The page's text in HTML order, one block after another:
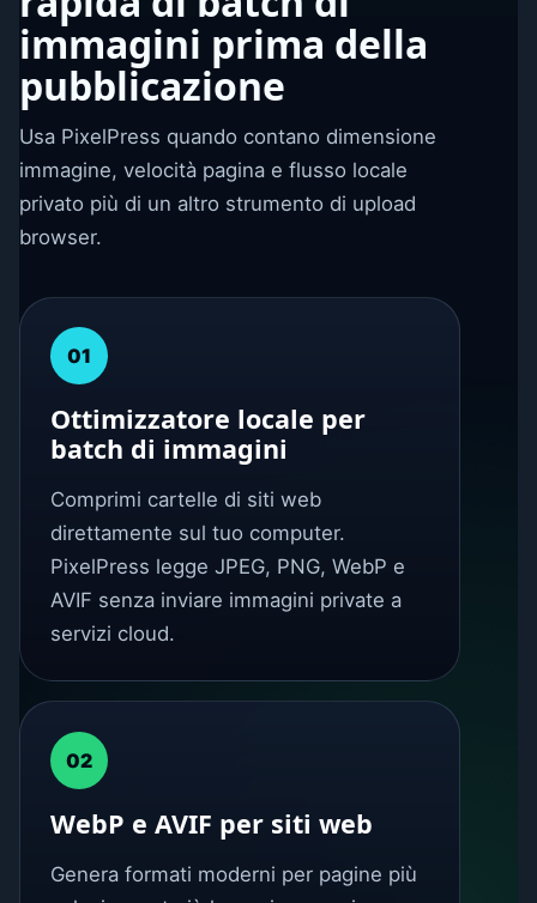
immagini prima della
pubblicazione
Usa PixelPress quando contano dimensione
immagine, velocità pagina e flusso locale
privato più di un altro strumento di upload
browser.
01
Ottimizzatore locale per
batch di immagini
Comprimi cartelle di siti web
direttamente sul tuo computer.
PixelPress legge JPEG, PNG, WebP e
AVIF senza inviare immagini private a
servizi cloud.
02
WebP e AVIF per siti web
Genera formati moderni per pagine più